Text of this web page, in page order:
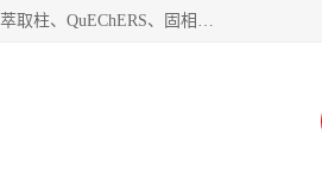
河北艺心逸意科技有限公司主营：C18固相萃取柱、Florisil固相萃取柱、HLB固相萃取柱、MCX固相萃取柱、QuEChERS、固相萃取空柱、针式过滤器 、固相萃取柱、黄曲霉毒素亲和柱。全国咨询热线：18630105913。河北艺心逸意科技有限公司接受来样定做，我们秉承着“顾客至上，锐意进取”的经营理念，坚持客户至上的原则为广大客户提供优质的服务，欢迎广大客户惠顾！免费咨询！